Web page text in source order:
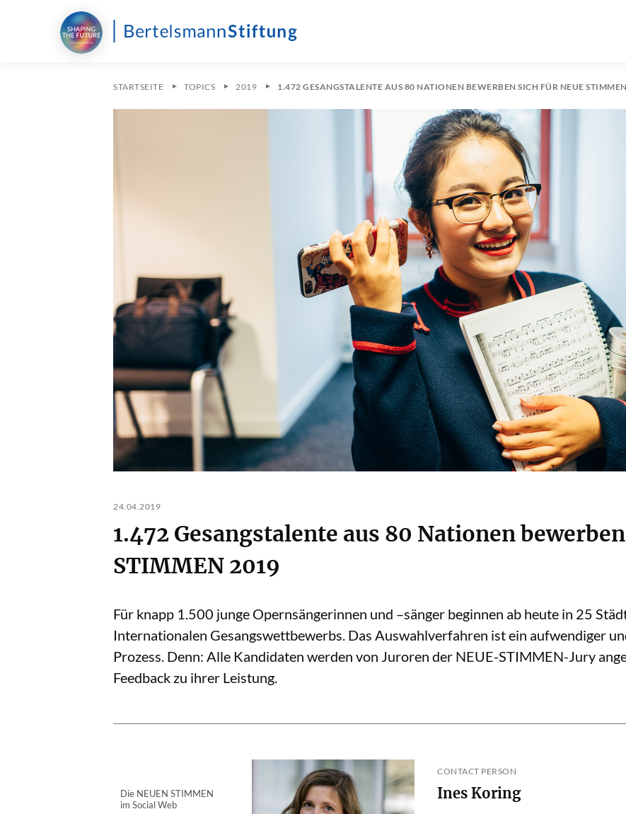
STARTSEITE TOPICS 2019 1.472 GESANGSTALENTE AUS 80 NATIONEN BEWERBEN SICH FÜR NEUE
24.04.2019
1.472 Gesangstalente aus 80 Nationen
STIMMEN 2019
Für knapp 1.500 junge Opernsängerinnen und –sänger beginnen ab heute in 25
Internationalen Gesangswettbewerbs. Das Auswahlverfahren ist ein aufwendiger
Prozess. Denn: Alle Kandidaten werden von Juroren der NEUE-STIMMEN-Jury
Feedback zu ihrer Leistung.
Die NEUEN STIMMEN
im Social Web
CONTACT PERSON
Ines Koring